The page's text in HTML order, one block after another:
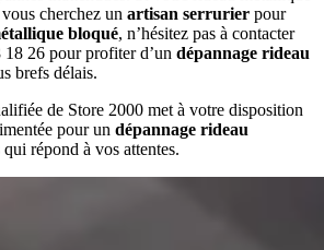
cherchez un artisan serrurier pour
bloqué, n’hésitez pas à contacter
26 pour profiter d’un dépannage rideau
brefs délais.
de Store 2000 met à votre disposition
pour un dépannage rideau
qui répond à vos attentes.